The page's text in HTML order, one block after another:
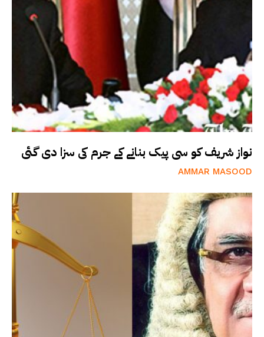
نواز شریف کو سی پیک بنانے کے جرم کی سزا دی گئی
AMMAR MASOOD